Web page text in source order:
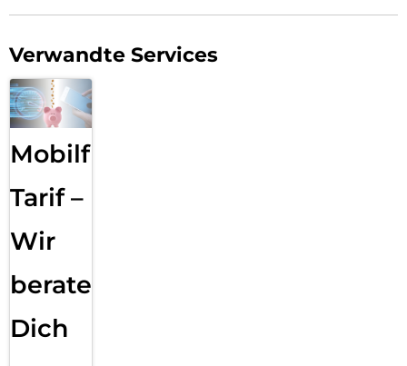
Verwandte Services
Mobilfunk
Tarif –
Wir
beraten
Dich